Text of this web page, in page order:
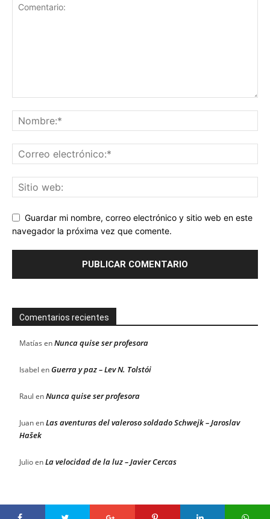
Guardar mi nombre, correo electrónico y sitio web en este
navegador la próxima vez que comente.
Comentarios recientes
Matías enNunca quise ser profesora
Isabel enGuerra y paz – Lev N. Tolstói
Raul enNunca quise ser profesora
JuanenLas aventuras del valeroso soldado Schwejk – Jaroslav
Hašek
JulioenLa velocidad de la luz – Javier Cercas